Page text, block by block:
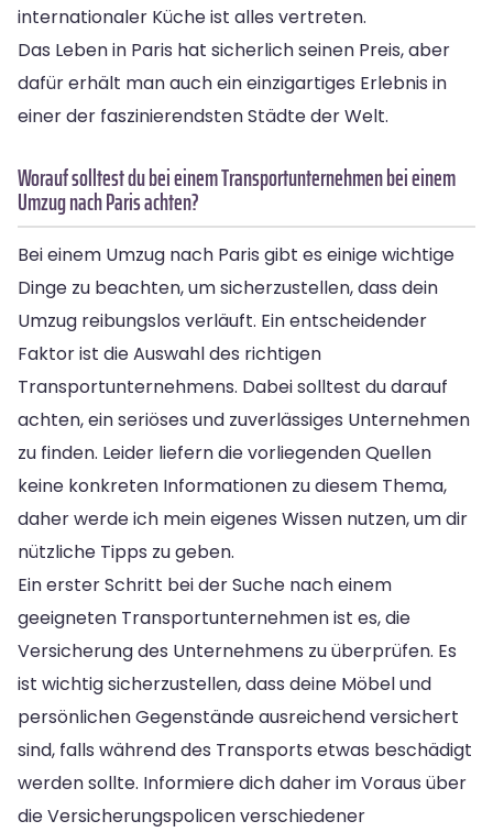
internationaler Küche ist alles vertreten.
Das Leben in Paris hat sicherlich seinen Preis, aber
dafür erhält man auch ein einzigartiges Erlebnis in
einer der faszinierendsten Städte der Welt.
Worauf solltest du bei einem Transportunternehmen bei einem
Umzug nach Paris achten?
Bei einem Umzug nach Paris gibt es einige wichtige
Dinge zu beachten, um sicherzustellen, dass dein
Umzug reibungslos verläuft. Ein entscheidender
Faktor ist die Auswahl des richtigen
Transportunternehmens. Dabei solltest du darauf
achten, ein seriöses und zuverlässiges Unternehmen
zu finden. Leider liefern die vorliegenden Quellen
keine konkreten Informationen zu diesem Thema,
daher werde ich mein eigenes Wissen nutzen, um dir
nützliche Tipps zu geben.
Ein erster Schritt bei der Suche nach einem
geeigneten Transportunternehmen ist es, die
Versicherung des Unternehmens zu überprüfen. Es
ist wichtig sicherzustellen, dass deine Möbel und
persönlichen Gegenstände ausreichend versichert
sind, falls während des Transports etwas beschädigt
werden sollte. Informiere dich daher im Voraus über
die Versicherungspolicen verschiedener